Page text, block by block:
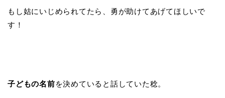
もし姑にいじめられてたら、勇が助けてあげてほしいで
す！
子どもの名前を決めていると話していた稔。